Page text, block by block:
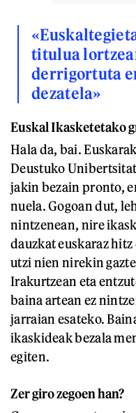
titulua
derrigortuta
dezatela»
Euskal Ikasketetako
Hala da, bai.
Deustuko
jakin bezain pronto,
nuela. Gogoan dut,
nintzenean, nire
dauzkat euskaraz
utzi nien nirekin
Irakurtzean eta
baina artean ez
jarraian esateko.
ikaskideak bezala
egiten.
Zer giro zegoen han?